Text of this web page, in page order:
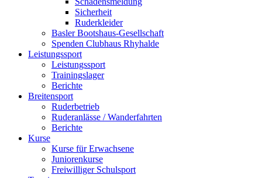
Sicherheit
Ruderkleider
Basler Bootshaus-Gesellschaft
Spenden Clubhaus Rhyhalde
Leistungssport
Leistungssport
Trainingslager
Berichte
Breitensport
Ruderbetrieb
Ruderanlässe / Wanderfahrten
Berichte
Kurse
Kurse für Erwachsene
Juniorenkurse
Freiwilliger Schulsport